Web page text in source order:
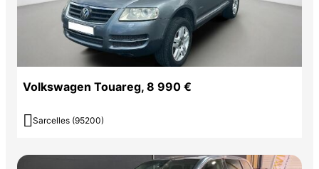
Volkswagen Touareg, 8 990 €
 Sarcelles (95200)